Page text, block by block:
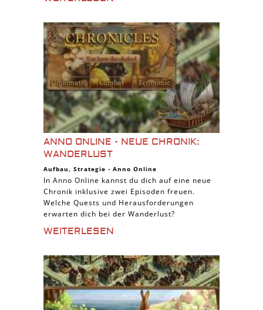
ANNO ONLINE - NEUE CHRONIK:
WANDERLUST
Aufbau, Strategie - Anno Online
In Anno Online kannst du dich auf eine neue
Chronik inklusive zwei Episoden freuen.
Welche Quests und Herausforderungen
erwarten dich bei der Wanderlust?
WEITERLESEN